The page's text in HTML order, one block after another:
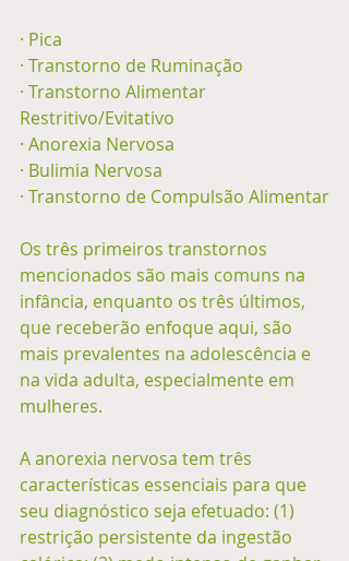
· Pica
· Transtorno de Ruminação
· Transtorno Alimentar
Restritivo/Evitativo
· Anorexia Nervosa
· Bulimia Nervosa
· Transtorno de Compulsão Alimentar
Os três primeiros transtornos
mencionados são mais comuns na
infância, enquanto os três últimos,
que receberão enfoque aqui, são
mais prevalentes na adolescência e
na vida adulta, especialmente em
mulheres.
A anorexia nervosa tem três
características essenciais para que
seu diagnóstico seja efetuado: (1)
restrição persistente da ingestão